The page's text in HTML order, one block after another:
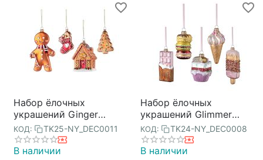
Набор ёлочных
украшений Ginger
celebration коллекции
New Year Essential, Tkano
КОД: TK25-NY_DEC0011
В наличии
Набор ёлочных
украшений Glimmer
selection из коллекции
New Year Essential, 5 шт.,
Tkano
КОД: TK24-NY_DEC0008
В наличии